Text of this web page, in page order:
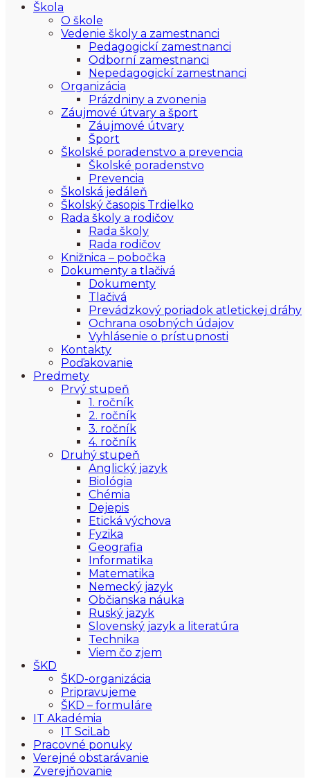
Škola
O škole
Vedenie školy a zamestnanci
Pedagogickí zamestnanci
Odborní zamestnanci
Nepedagogickí zamestnanci
Organizácia
Prázdniny a zvonenia
Záujmové útvary a šport
Záujmové útvary
Šport
Školské poradenstvo a prevencia
Školské poradenstvo
Prevencia
Školská jedáleň
Školský časopis Trdielko
Rada školy a rodičov
Rada školy
Rada rodičov
Knižnica – pobočka
Dokumenty a tlačivá
Dokumenty
Tlačivá
Prevádzkový poriadok atletickej dráhy
Ochrana osobných údajov
Vyhlásenie o prístupnosti
Kontakty
Poďakovanie
Predmety
Prvý stupeň
1. ročník
2. ročník
3. ročník
4. ročník
Druhý stupeň
Anglický jazyk
Biológia
Chémia
Dejepis
Etická výchova
Fyzika
Geografia
Informatika
Matematika
Nemecký jazyk
Občianska náuka
Ruský jazyk
Slovenský jazyk a literatúra
Technika
Viem čo zjem
ŠKD
ŠKD-organizácia
Pripravujeme
ŠKD – formuláre
IT Akadémia
IT SciLab
Pracovné ponuky
Verejné obstarávanie
Zverejňovanie